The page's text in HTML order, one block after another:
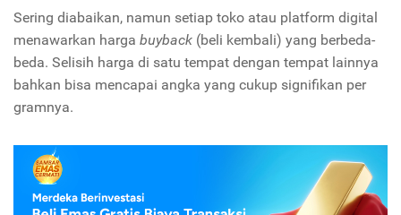
Sering diabaikan, namun setiap toko atau platform digital
menawarkan harga buyback (beli kembali) yang berbeda-
beda. Selisih harga di satu tempat dengan tempat lainnya
bahkan bisa mencapai angka yang cukup signifikan per
gramnya.